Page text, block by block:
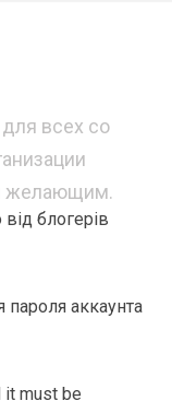
для всех со
желающим.
блогерів
пароля аккаунта
it must be